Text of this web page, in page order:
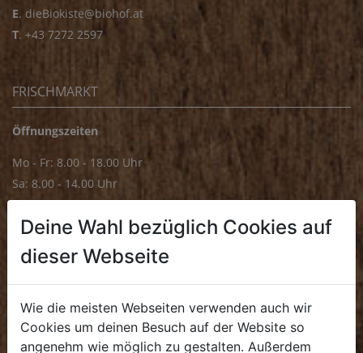
E. dieBiokiste@biohof.at
T. +43 7272 2597
FRISCHMARKT
Öffnungszeiten
Mo - Fr: 8.00 - 18.00 Uhr
Sa: 8.00 - 14.00 Uhr
Mo - Fr: 8.00 - 16.00 Uhr
. +43 7272 4859 70
Deine Wahl bezüglich Cookies auf
dieser Webseite
Wie die meisten Webseiten verwenden auch wir
Cookies um deinen Besuch auf der Website so
angenehm wie möglich zu gestalten. Außerdem